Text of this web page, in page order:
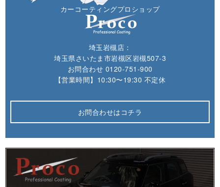
カーコーティングプロショップ
埼玉岩槻店：
埼玉県さいたま市岩槻区岩槻507-3
お問合わせ 0120-751-900
【営業時間】10:30〜19:30 不定休
お問合わせはコチラ